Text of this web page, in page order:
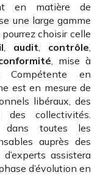
en matière de
une large gamme
choisir celle
, audit, contrôle,
, mise à
Compétente en
est en mesure de
libéraux, des
des collectivités.
dans toutes les
auprès des
assistera
d’évolution en